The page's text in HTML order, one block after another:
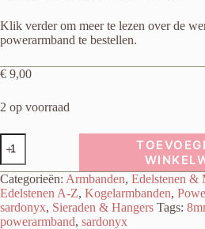
Klik verder om meer te lezen over de
powerarmband te bestellen.
€ 9,00
2 op voorraad
Powerarmband
Sardonyx
8mm
aantal
Categorieën: Armbanden, Edelstenen &
Edelstenen A-Z, Kogelarmbanden,
sardonyx, Sieraden & Hangers Tags:
powerarmband, sardonyx